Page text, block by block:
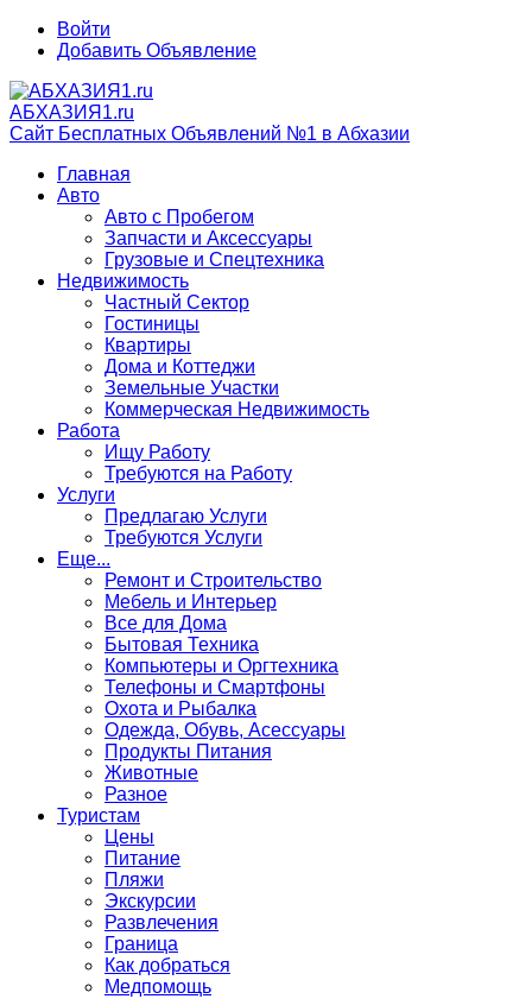
Войти
Добавить Объявление
АБХАЗИЯ1.ru
Сайт Бесплатных Объявлений №1 в Абхазии
Главная
Авто
Авто с Пробегом
Запчасти и Аксессуары
Грузовые и Спецтехника
Недвижимость
Частный Сектор
Гостиницы
Квартиры
Дома и Коттеджи
Земельные Участки
Коммерческая Недвижимость
Работа
Ищу Работу
Требуются на Работу
Услуги
Предлагаю Услуги
Требуются Услуги
Еще...
Ремонт и Строительство
Мебель и Интерьер
Все для Дома
Бытовая Техника
Компьютеры и Оргтехника
Телефоны и Смартфоны
Охота и Рыбалка
Одежда, Обувь, Асессуары
Продукты Питания
Животные
Разное
Туристам
Цены
Питание
Пляжи
Экскурсии
Развлечения
Граница
Как добраться
Медпомощь